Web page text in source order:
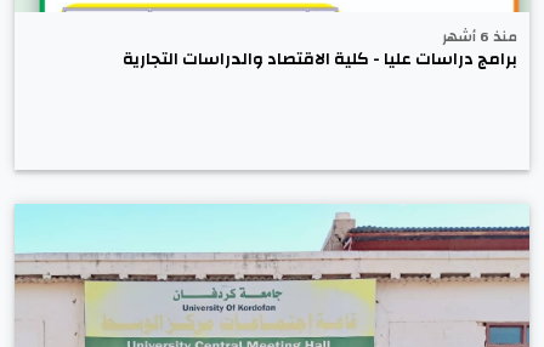
منذ 6 أشهر
برامج دراسات عليا - كلية الاقتصاد والدراسات التجارية